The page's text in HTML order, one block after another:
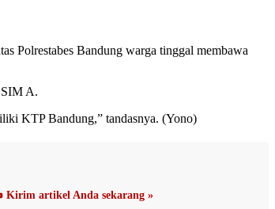
Polrestabes Bandung warga tinggal membawa
SIM A.
KTP Bandung,” tandasnya.‎ (Yono)‎
artikel Anda sekarang »